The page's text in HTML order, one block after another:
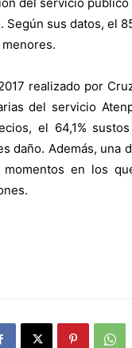
Según sus datos, el
realizado por
del servicio
el 64,1%
daño. Además, una
momentos en los